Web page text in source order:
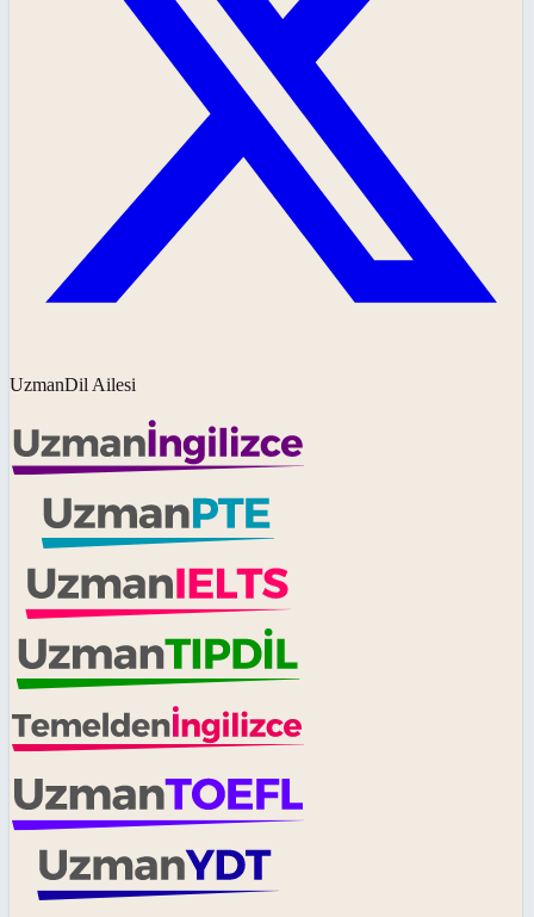
UzmanDil Ailesi